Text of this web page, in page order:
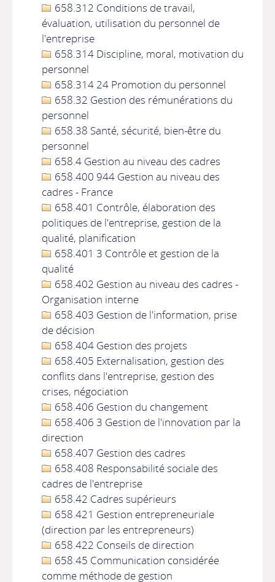
658.312 Conditions de travail,
évaluation, utilisation du personnel de
l'entreprise
658.314 Discipline, moral, motivation du
personnel
658.314 24 Promotion du personnel
658.32 Gestion des rémunérations du
personnel
658.38 Santé, sécurité, bien-être du
personnel
658.4 Gestion au niveau des cadres
658.400 944 Gestion au niveau des
cadres - France
658.401 Contrôle, élaboration des
politiques de l'entreprise, gestion de la
qualité, planification
658.401 3 Contrôle et gestion de la
qualité
658.402 Gestion au niveau des cadres -
Organisation interne
658.403 Gestion de l'information, prise
de décision
658.404 Gestion des projets
658.405 Externalisation, gestion des
conflits dans l'entreprise, gestion des
crises, négociation
658.406 Gestion du changement
658.406 3 Gestion de l'innovation par la
direction
658.407 Gestion des cadres
658.408 Responsabilité sociale des
cadres de l'entreprise
658.42 Cadres supérieurs
658.421 Gestion entrepreneuriale
(direction par les entrepreneurs)
658.422 Conseils de direction
658.45 Communication considérée
comme méthode de gestion